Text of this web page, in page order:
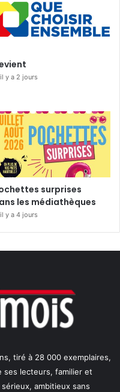
il y a 2 jours
surprises
les médiathèques
il y a 4 jours
tiré à 28 000 exemplaires,
ses lecteurs, familier et
ambitieux sans